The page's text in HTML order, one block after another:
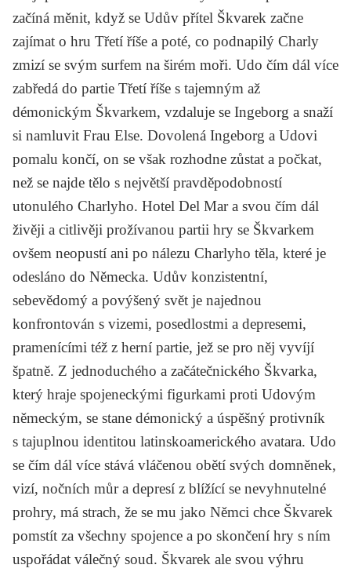
začíná měnit, když se Udův přítel Škvarek začne
zajímat o hru Třetí říše a poté, co podnapilý Charly
zmizí se svým surfem na širém moři. Udo čím dál více
zabředá do partie Třetí říše s tajemným až
démonickým Škvarkem, vzdaluje se Ingeborg a snaží
si namluvit Frau Else. Dovolená Ingeborg a Udovi
pomalu končí, on se však rozhodne zůstat a počkat,
než se najde tělo s největší pravděpodobností
utonulého Charlyho. Hotel Del Mar a svou čím dál
živěji a citlivěji prožívanou partii hry se Škvarkem
ovšem neopustí ani po nálezu Charlyho těla, které je
odesláno do Německa. Udův konzistentní,
sebevědomý a povýšený svět je najednou
konfrontován s vizemi, posedlostmi a depresemi,
pramenícími též z herní partie, jež se pro něj vyvíjí
špatně. Z jednoduchého a začátečnického Škvarka,
který hraje spojeneckými figurkami proti Udovým
německým, se stane démonický a úspěšný protivník
s tajuplnou identitou latinskoamerického avatara. Udo
se čím dál více stává vláčenou obětí svých domněnek,
vizí, nočních můr a depresí z blížící se nevyhnutelné
prohry, má strach, že se mu jako Němci chce Škvarek
pomstít za všechny spojence a po skončení hry s ním
uspořádat válečný soud. Škvarek ale svou výhru